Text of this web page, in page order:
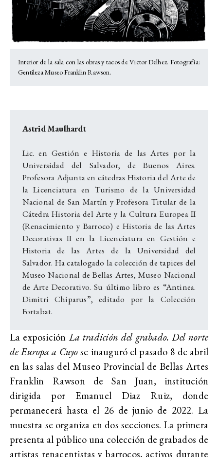
Interior de la sala con las obras y tacos de Victor Delhez. Fotografía:
Gentileza Museo Franklin Rawson.
Astrid Maulhardt
Lic. en Gestión e Historia de las Artes por la
Universidad del Salvador, de Buenos Aires.
Profesora Adjunta en cátedras Historia del Arte de
la Licenciatura en Turismo de la Universidad
Nacional de San Martín y Profesora Titular de la
Cátedra Historia del Arte y la Cultura Europea II
(Renacimiento y Barroco) e Historia de las Artes
Decorativas II en la Licenciatura en Gestión e
Historia de las Artes de la Universidad del
Salvador. Ha catalogado la colección de tapices del
Museo Nacional de Bellas Artes, Museo Nacional
de Arte Decorativo. Su último libro es “Antinea.
Dimitri Chiparus”, editado por la Colección
Fortabat.
La exposiciónLa tradición del grabado. Del norte
de Europa a Cuyose inauguró el pasado 8 de abril
en las salas del Museo Provincial de Bellas Artes
Franklin Rawson de San Juan, institución
dirigida por Emanuel Diaz Ruiz, donde
permanecerá hasta el 26 de junio de 2022. La
muestra se organiza en dos secciones. La primera
presenta al público una colección de grabados de
artistas renacentistas y barrocos, activos durante